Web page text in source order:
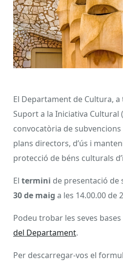
El Departament de Cultura, a
Suport a la Iniciativa Cultural
convocatòria de subvencions
plans directors, d’ús i
protecció de béns culturals
El termini de presentació de
30 de maig a les 14.00.00 de
Podeu trobar les seves
del Departament.
Per descarregar-vos el